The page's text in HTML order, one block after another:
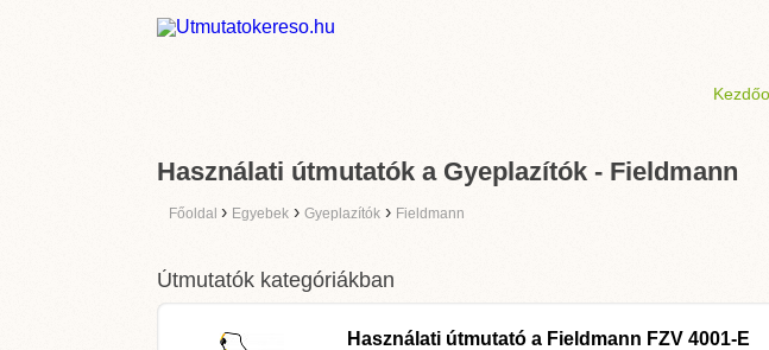
Használati útmutatók a Gyeplazítók - Fieldmann
Főoldal › Egyebek › Gyeplazítók › Fieldmann
Útmutatók kategóriákban
Használati útmutató a Fieldmann FZV 4001-E